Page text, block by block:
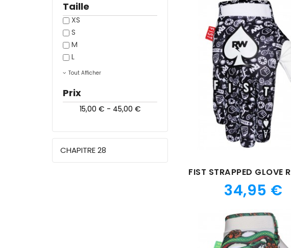
Taille
XS
S
M
L
Tout Afficher
Prix
15,00 € - 45,00 €
CHAPITRE 28
Prix
34,95 €